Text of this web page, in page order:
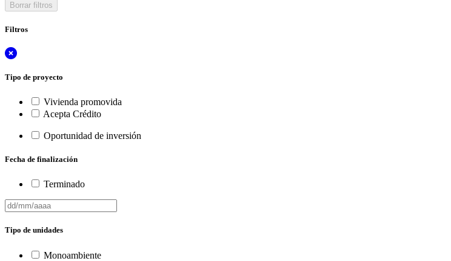
Borrar filtros
Filtros
Tipo de proyecto
Vivienda promovida
Acepta Crédito
Oportunidad de inversión
Fecha de finalización
Terminado
Tipo de unidades
Monoambiente